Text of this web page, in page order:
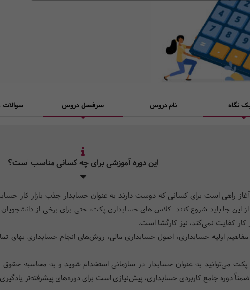
نگاه نام دروس سرفصل دروس سوالات
این دوره آموزشی برای چه کسانی مناسب است؟
آغاز راهی است برای کسانی که دوست دارند به عنوان حسابدار جذب بازار کار
از این جا باید شروع کنند. کلاس های حسابداری پکت، حتی برای برخی از
کار کفایت نمی‌کند، نیز کارگشا است.
مفاهیم اولیه حسابداری، اصول حسابداری مالی، روش‌های انجامحسابداری بهای
می‌توانید به عنوان حسابدار در سازمانی استخدام شوید و به محاسبه حقوق و
ضمناً دوره جامع کاربردی حسابداری، پیش‌نیازی است برای دوره‌های پیشرفته‌تر